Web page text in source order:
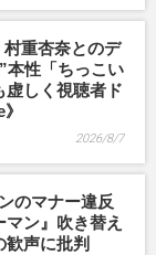
村重杏奈とのデ
本性「ちっこい
虚しく視聴者ド
2026/8/7
のマナー違反
ン』吹き替え
声に批判